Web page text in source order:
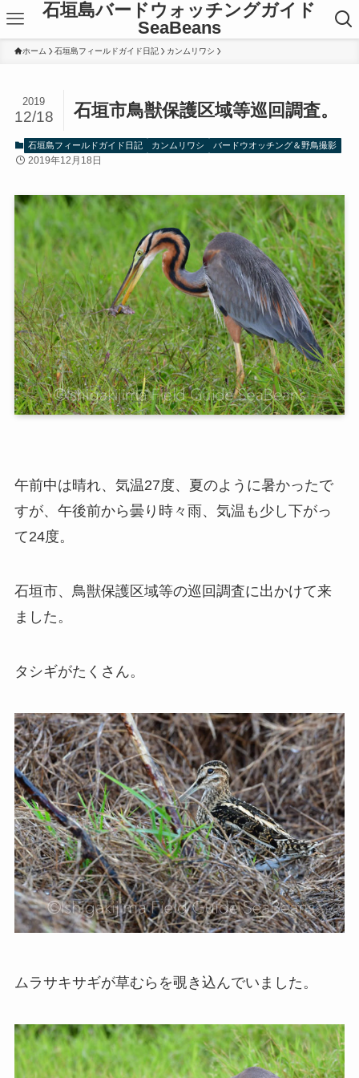
石垣島バードウォッチングガイド
SeaBeans
ホーム 石垣島フィールドガイド日記 カンムリワシ
石垣市鳥獣保護区域等巡回調査。
2019
12/18
石垣島フィールドガイド日記 カンムリワシ バードウオッチング＆野鳥撮影
2019年12月18日
午前中は晴れ、気温27度、夏のように暑かったで
すが、午後前から曇り時々雨、気温も少し下がっ
て24度。
石垣市、鳥獣保護区域等の巡回調査に出かけて来
ました。
タシギがたくさん。
ムラサキサギが草むらを覗き込んでいました。